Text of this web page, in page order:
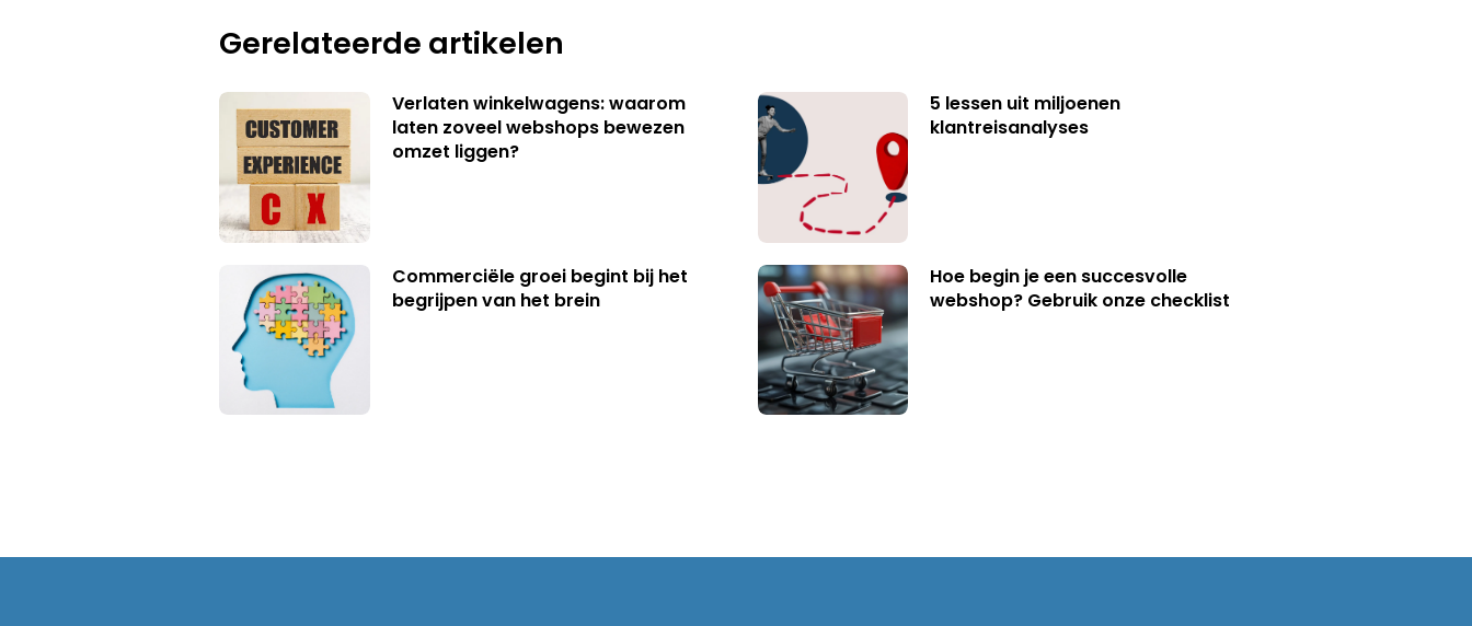
Gerelateerde artikelen
Verlaten winkelwagens: waarom
laten zoveel webshops bewezen
omzet liggen?
5 lessen uit miljoenen
klantreisanalyses
Commerciële groei begint bij het
begrijpen van het brein
Hoe begin je een succesvolle
webshop? Gebruik onze checklist